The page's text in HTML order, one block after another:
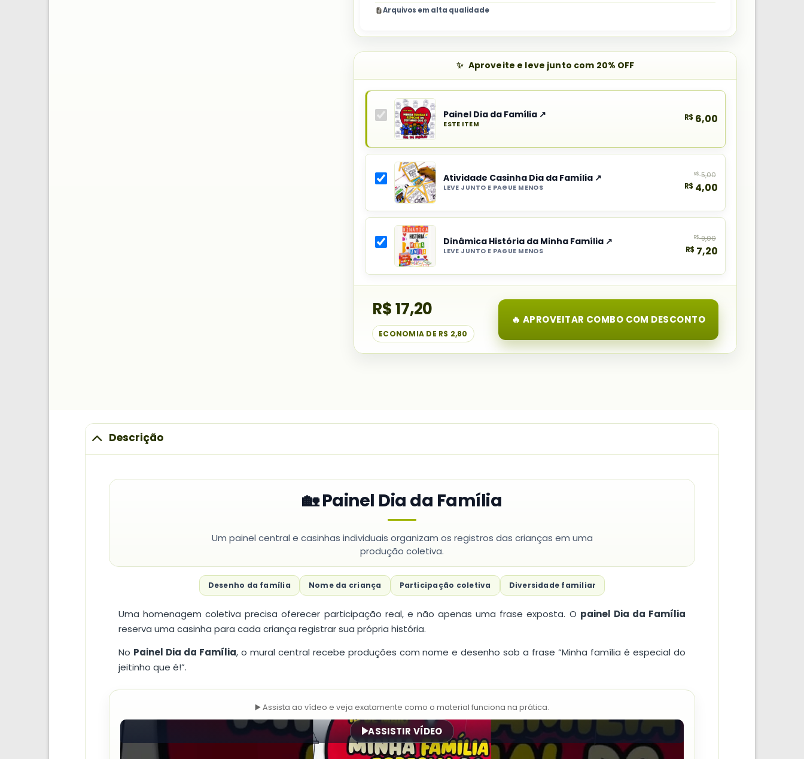
Arquivos em alta qualidade
Aproveite e leve junto com 20% OFF
Produto
principal
combo:
Painel
da
Família
Painel Dia da Família ↗
ESTE ITEM
R$ 6,00
Selecionar
item
combo:
Atividade
Casinha
Dia
Família
Atividade Casinha Dia da Família ↗
LEVE JUNTO E PAGUE MENOS
R$5,00
R$ 4,00
Selecionar
item
combo:
Dinâmica
História
da
Dinâmica História da Minha Família ↗
LEVE JUNTO E PAGUE MENOS
R$9,00
R$ 7,20
R$ 17,20
ECONOMIA DE R$ 2,80
🔥 APROVEITAR COMBO COM DESCONTO
Descrição
🏡 Painel Dia da Família
Um painel central e casinhas individuais organizam os registros das crianças em uma
produção coletiva.
Desenho da família Nome da criança Participação coletiva Diversidade familiar
Uma homenagem coletiva precisa oferecer participação real, e não apenas uma frase exposta. O painel Dia da Família
reserva uma casinha para cada criança registrar sua própria história.
No Painel Dia da Família, o mural central recebe produções com nome e desenho sob a frase “Minha família é especial do
jeitinho que é!”.
▶️ Assista ao vídeo e veja exatamente como o material funciona na prática.
ASSISTIR VÍDEO